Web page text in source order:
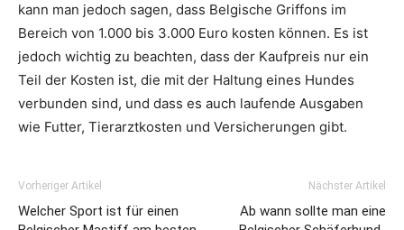
kann man jedoch sagen, dass Belgische Griffons im
Bereich von 1.000 bis 3.000 Euro kosten können. Es ist
jedoch wichtig zu beachten, dass der Kaufpreis nur ein
Teil der Kosten ist, die mit der Haltung eines Hundes
verbunden sind, und dass es auch laufende Ausgaben
wie Futter, Tierarztkosten und Versicherungen gibt.
Vorheriger Artikel
Welcher Sport ist für einen
Nächster Artikel
Ab wann sollte man eine